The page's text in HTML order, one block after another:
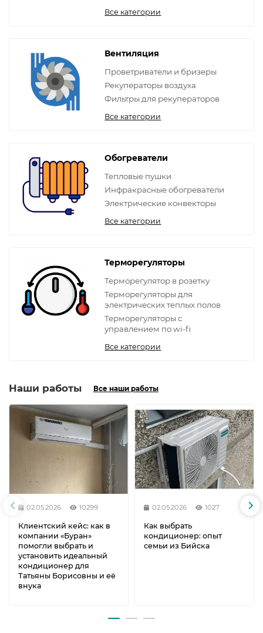
Все категории
Вентиляция
Проветриватели и бризеры
Рекуператоры воздуха
Фильтры для рекуператоров
Все категории
Обогреватели
Тепловые пушки
Инфракрасные обогреватели
Электрические конвекторы
Все категории
Терморегуляторы
Терморегулятор в розетку
Терморегуляторы для
электрических теплых полов
Терморегуляторы с
управлением по wi-fi
Все категории
Наши работы Все наши работы
02.05.2026 10299
Клиентский кейс: как в
компании «Буран»
помогли выбрать и
установить идеальный
кондиционер для
Татьяны Борисовны и её
внука
02.05.2026 1027
Как выбрать
кондиционер: опыт
семьи из Бийска